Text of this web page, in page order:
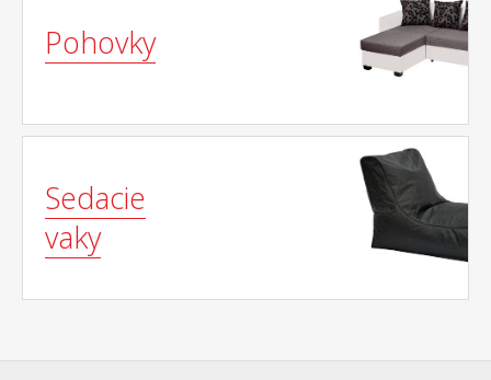
Pohovky
Sedacie
vaky